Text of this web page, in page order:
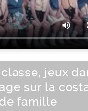
jeux
sur la
famille